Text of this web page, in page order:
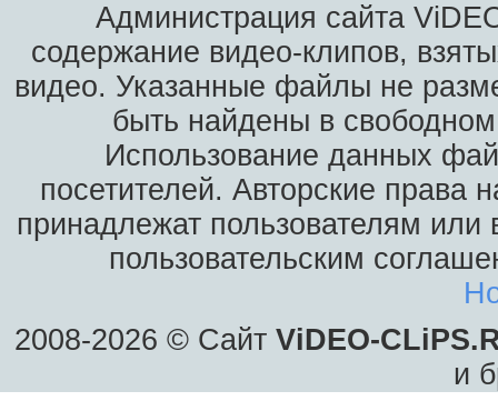
Администрация сайта
содержание видео-клипов,
видео. Указанные файлы не
быть найдены в
Использование данных
посетителей. Авторские права
принадлежат пользователям или
пользовательским
2008-2026 © Сайт ViDEO-
и